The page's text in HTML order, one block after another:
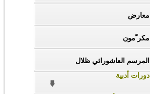
معارض
مكر ّمون
المرسم العاشورائي ظلال
دورات أدبية